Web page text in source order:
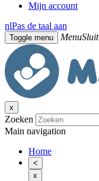
Mijn account
nlPas de taal aan
Toggle menu MenuSluit
x
Zoeken
Main navigation
Home
<
x